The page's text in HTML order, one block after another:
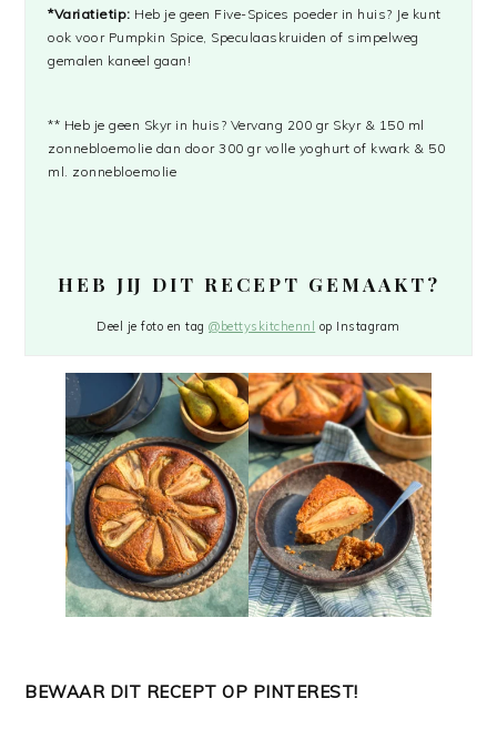
*Variatietip: Heb je geen Five-Spices poeder in huis? Je kunt
ook voor Pumpkin Spice, Speculaaskruiden of simpelweg
gemalen kaneel gaan!
** Heb je geen Skyr in huis? Vervang 200 gr Skyr & 150 ml
zonnebloemolie dan door 300 gr volle yoghurt of kwark & 50
ml. zonnebloemolie
HEB JIJ DIT RECEPT GEMAAKT?
Deel je foto en tag@bettyskitchennl op Instagram
BEWAAR DIT RECEPT OP PINTEREST!